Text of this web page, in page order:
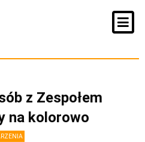
z Zespołem
na kolorowo